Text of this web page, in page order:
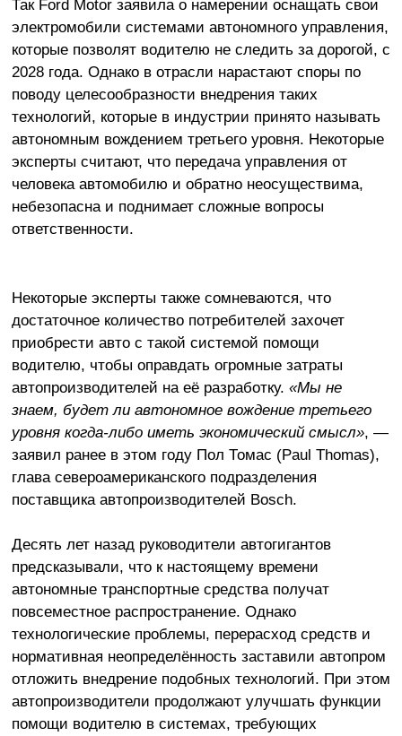
Так Ford Motor заявила о намерении оснащать свои
электромобили системами автономного управления,
которые позволят водителю не следить за дорогой, с
2028 года. Однако в отрасли нарастают споры по
поводу целесообразности внедрения таких
технологий, которые в индустрии принято называть
автономным вождением третьего уровня. Некоторые
эксперты считают, что передача управления от
человека автомобилю и обратно неосуществима,
небезопасна и поднимает сложные вопросы
ответственности.
Некоторые эксперты также сомневаются, что
достаточное количество потребителей захочет
приобрести авто с такой системой помощи
водителю, чтобы оправдать огромные затраты
автопроизводителей на её разработку. «Мы не
знаем, будет ли автономное вождение третьего
уровня когда-либо иметь экономический смысл», —
заявил ранее в этом году Пол Томас (Paul Thomas),
глава североамериканского подразделения
поставщика автопроизводителей Bosch.
Десять лет назад руководители автогигантов
предсказывали, что к настоящему времени
автономные транспортные средства получат
повсеместное распространение. Однако
технологические проблемы, перерасход средств и
нормативная неопределённость заставили автопром
отложить внедрение подобных технологий. При этом
автопроизводители продолжают улучшать функции
помощи водителю в системах, требующих